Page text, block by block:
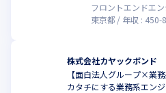
フロントエンドエ
東京都
年収 : 450-
株式会社カヤックボンド
【面白法人グループ×業
カタチにする業務系エンジ